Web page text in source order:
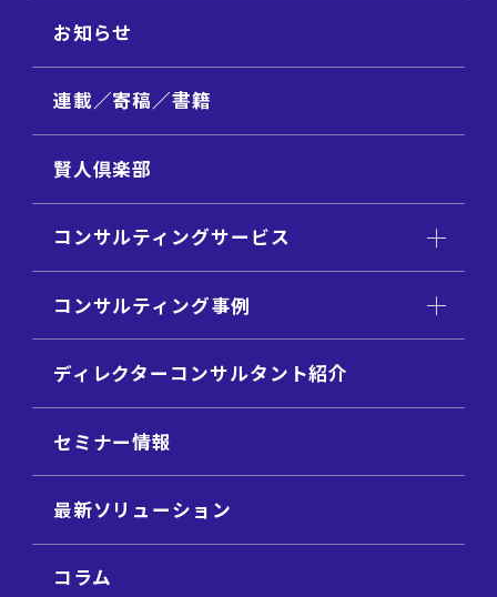
お知らせ
連載／寄稿／書籍
賢人倶楽部
コンサルティングサービス
コンサルティング事例
ディレクターコンサルタント紹介
セミナー情報
最新ソリューション
コラム